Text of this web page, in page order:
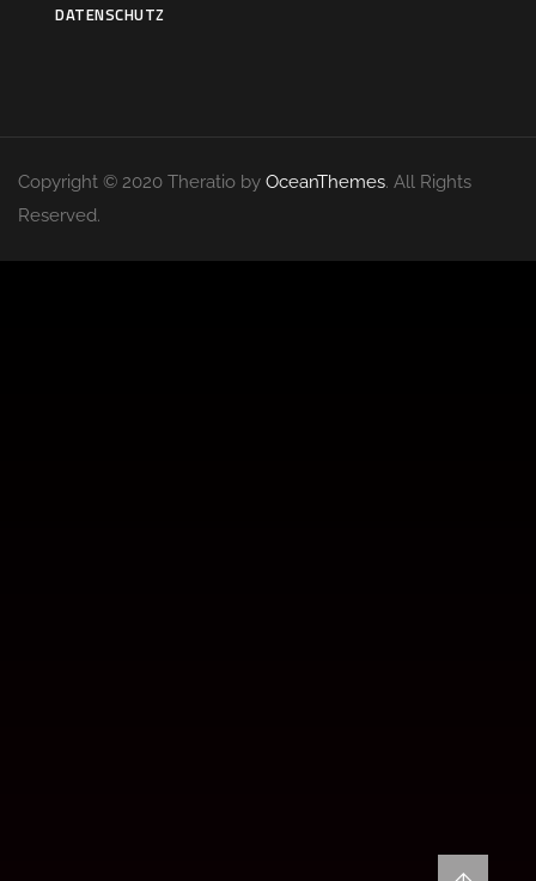
DATENSCHUTZ
Copyright © 2020 Theratio by OceanThemes. All Rights
Reserved.